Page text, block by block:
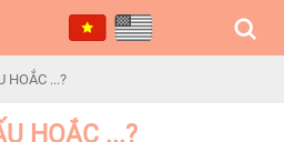
HOẮC ...?
HOẮC ...?